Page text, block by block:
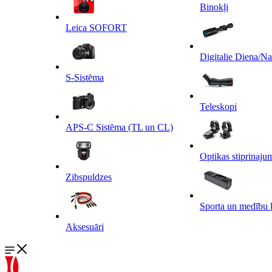
Leica SOFORT
S-Sistēma
APS-C Sistēma (TL un CL)
Zibspuldzes
Aksesuāri
Binokļi
Digitalie Diena/
Teleskopi
Optikas
Sporta un medību